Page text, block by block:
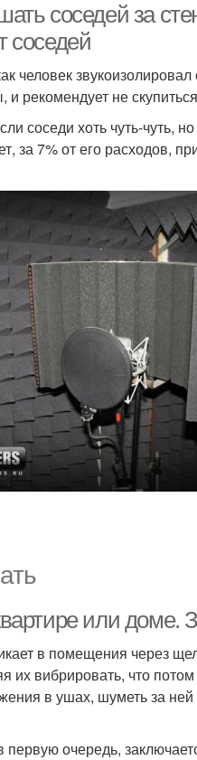
соседей за
соседей
человек
и рекомендует не
соседи хоть чуть-чуть,
за 7% от его расходов,
или доме.
в помещения через
их вибрировать, что
в ушах, шуметь за
очередь,